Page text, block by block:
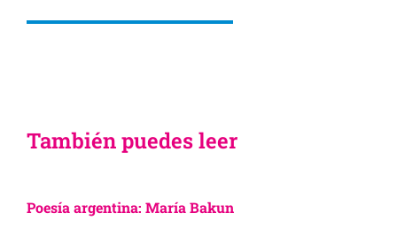
También puedes leer
Poesía argentina: María Bakun